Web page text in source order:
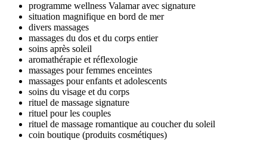
programme wellness Valamar avec signature
situation magnifique en bord de mer
divers massages
massages du dos et du corps entier
soins après soleil
aromathérapie et réflexologie
massages pour femmes enceintes
massages pour enfants et adolescents
soins du visage et du corps
rituel de massage signature
rituel pour les couples
rituel de massage romantique au coucher du soleil
coin boutique (produits cosmétiques)